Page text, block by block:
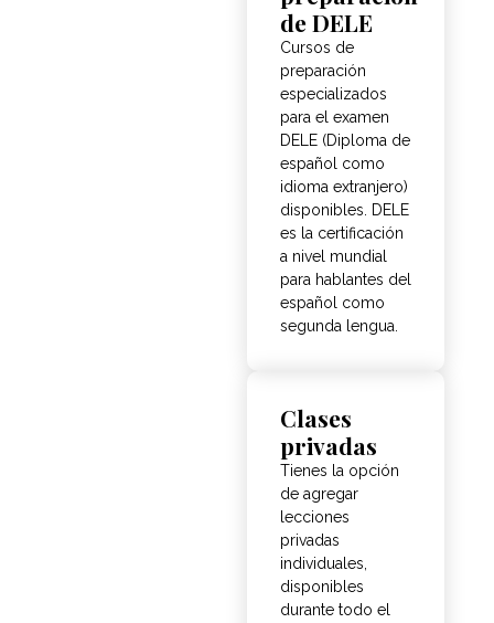
de DELE
Cursos de
preparación
especializados
para el examen
DELE (Diploma de
español como
idioma extranjero)
disponibles. DELE
es la certificación
a nivel mundial
para hablantes del
español como
segunda lengua.
Clases
privadas
Tienes la opción
de agregar
lecciones
privadas
individuales,
disponibles
durante todo el